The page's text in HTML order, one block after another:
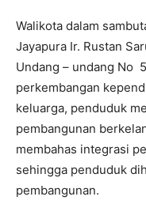
Walikota dalam
Jayapura Ir. Rustan
Undang – undang No
perkembangan
keluarga, penduduk
pembangunan
membahas integrasi
sehingga penduduk
pembangunan.